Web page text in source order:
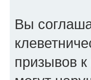
Вы
призывов